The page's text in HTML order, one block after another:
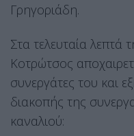
Γρηγοριάδη.
Στα τελευταία λεπτά
Κοτρώτσος
συνεργάτες του και
διακοπής της
καναλιού: